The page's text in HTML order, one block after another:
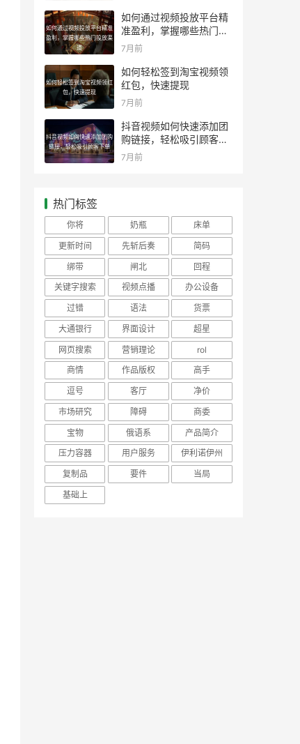
如何通过视频投放平台精准
盈利，掌握哪些热门投放渠
道
如何通过视频投放平台精
准盈利，掌握哪些热门投
放渠道
7月前
如何轻松签到淘宝视频领红
包，快速提现
如何轻松签到淘宝视频领
红包，快速提现
7月前
抖音视频如何快速添加团购
链接，轻松吸引顾客下单
抖音视频如何快速添加团
购链接，轻松吸引顾客下
单
7月前
热门标签
你将 奶瓶
床单
更新时间
先斩后奏
简码
绑带
闸北
回程
关键字搜索
视频点播
办公设备
过错
语法
货票
大通银行
界面设计
超星
网页搜索
营销理论
rol
商情
作品版权
高手
逗号
客厅
净价
市场研究
障碍
商委
宝物
俄语系
产品简介
压力容器
用户服务
伊利诺伊州
复制品
要件
当局
基础上